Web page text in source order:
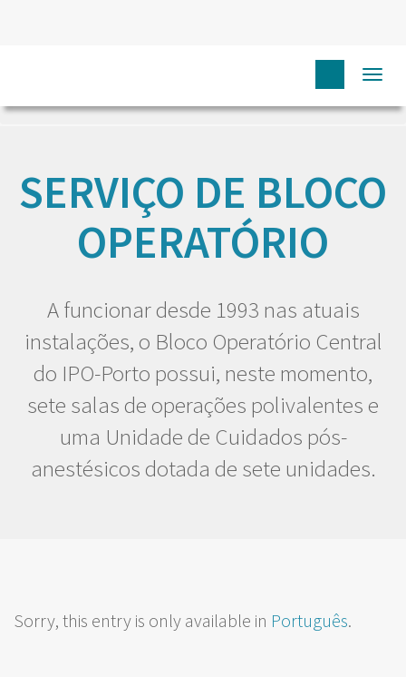
SERVIÇO DE BLOCO
OPERATÓRIO
A funcionar desde 1993 nas atuais
instalações, o Bloco Operatório Central
do IPO-Porto possui, neste momento,
sete salas de operações polivalentes e
uma Unidade de Cuidados pós-
anestésicos dotada de sete unidades.
Sorry, this entry is only available in Português.